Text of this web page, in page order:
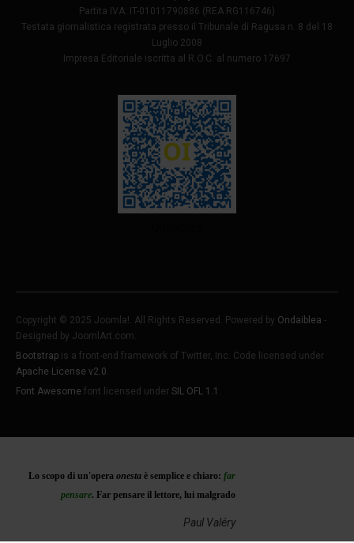
Partita IVA: IT-01011790886 (REA RG116746)
Testata giornalistica registrata presso il Tribunale di Ragusa n. 8 del 18
Luglio 2008
Impresa Editoriale iscritta al R.O.C. al numero 17697
Copyright © 2025 Joomla!. All Rights Reserved. Powered by Ondaiblea -
Designed by JoomlArt.com.
Bootstrap is a front-end framework of Twitter, Inc. Code licensed under
Apache License v2.0.
Font Awesome font licensed under SIL OFL 1.1 .
Lo scopo di un'opera onesta è semplice e chiaro: far
pensare. Far pensare il lettore, lui malgrado
Paul Valéry